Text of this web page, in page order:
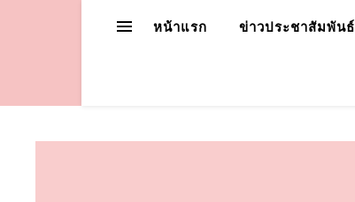
หน้าแรก ข่าวประชาสัมพันธ์